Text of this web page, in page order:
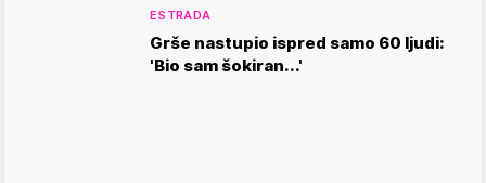
ESTRADA
Grše nastupio ispred samo 60 ljudi:
'Bio sam šokiran...'